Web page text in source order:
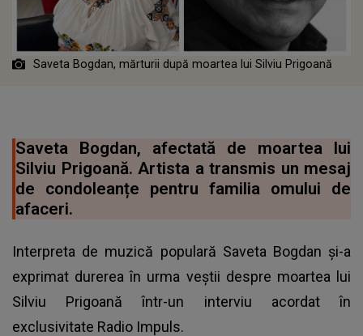
Saveta Bogdan, mărturii după moartea lui Silviu Prigoană
Saveta Bogdan, afectată de moartea lui
Silviu Prigoană. Artista a transmis un mesaj
de condoleanțe pentru familia omului de
afaceri.
Interpreta de muzică populară Saveta Bogdan și-a
exprimat durerea în urma veștii despre moartea lui
Silviu Prigoană într-un interviu acordat în
exclusivitate Radio Impuls.